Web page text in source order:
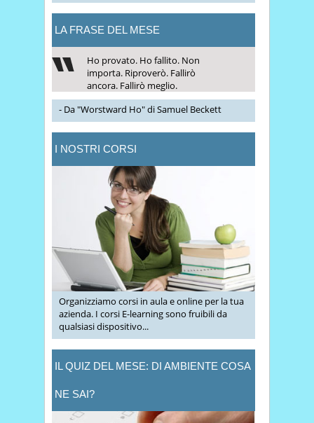
LA FRASE DEL MESE
Ho provato. Ho fallito. Non
importa. Riproverò. Fallirò
ancora. Fallirò meglio.
- Da "Worstward Ho" di Samuel Beckett
I NOSTRI CORSI
Organizziamo corsi in aula e online per la tua
azienda. I corsi E-learning sono fruibili da
qualsiasi dispositivo...
IL QUIZ DEL MESE: DI AMBIENTE COSA
NE SAI?